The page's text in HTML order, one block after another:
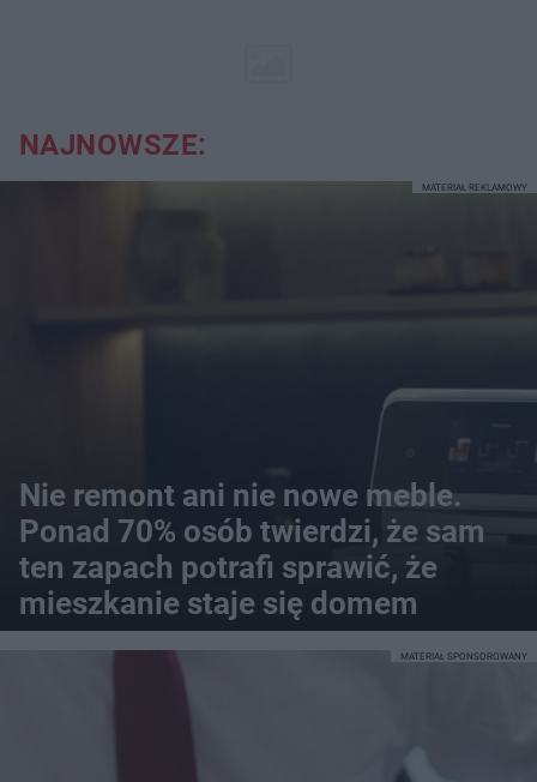
NAJNOWSZE:
Nie remont ani nie nowe meble.
Ponad 70% osób twierdzi, że sam
ten zapach potrafi sprawić, że
mieszkanie staje się domem
MATERIAŁ REKLAMOWY
MATERIAŁ SPONSOROWANY